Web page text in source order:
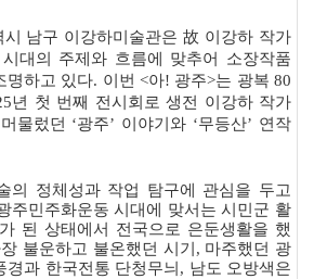
시 남구 이강하미술관은 故 이강하 작가
대의 주제와 흐름에 맞추어 소장작품
명하고 있다. 이번 <아! 광주>는 광복 80
년 첫 번째 전시회로 생전 이강하 작가
물렀던 ‘광주’ 이야기와 ‘무등산’ 연작
의 정체성과 작업 탐구에 관심을 두고
주민주화운동 시대에 맞서는 시민군 활
된 상태에서 전국으로 은둔생활을 했
불운하고 불온했던 시기 , 마주했던 광
과 한국전통 단청무늬 , 남도 오방색은